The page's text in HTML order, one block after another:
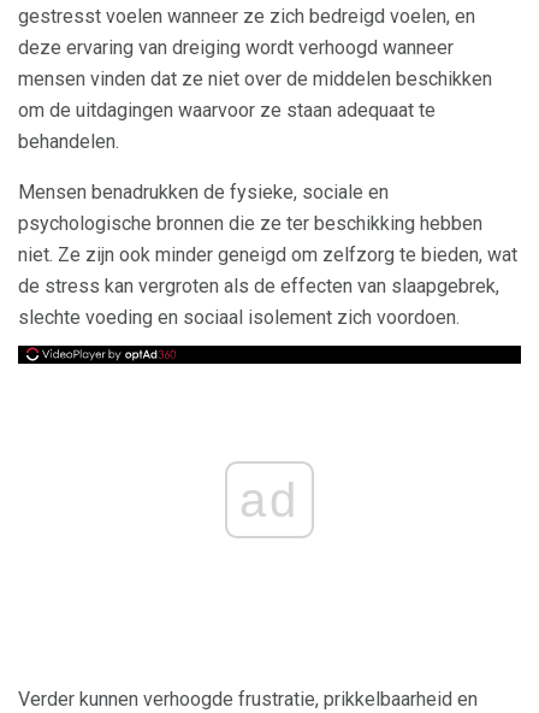
gestresst voelen wanneer ze zich bedreigd voelen, en
deze ervaring van dreiging wordt verhoogd wanneer
mensen vinden dat ze niet over de middelen beschikken
om de uitdagingen waarvoor ze staan ​​adequaat te
behandelen.
Mensen benadrukken de fysieke, sociale en
psychologische bronnen die ze ter beschikking hebben
niet. Ze zijn ook minder geneigd om zelfzorg te bieden, wat
de stress kan vergroten als de effecten van slaapgebrek,
slechte voeding en sociaal isolement zich voordoen.
ad
Verder kunnen verhoogde frustratie, prikkelbaarheid en